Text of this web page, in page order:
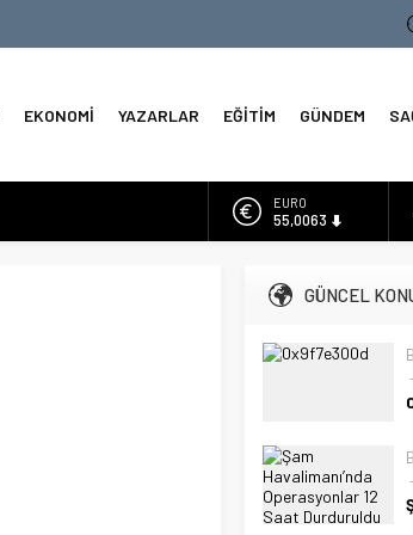
EKONOMİ YAZARLAR EĞİTİM GÜNDEM
EURO
55,0063
6.543,59
13.798,82
GÜNCEL